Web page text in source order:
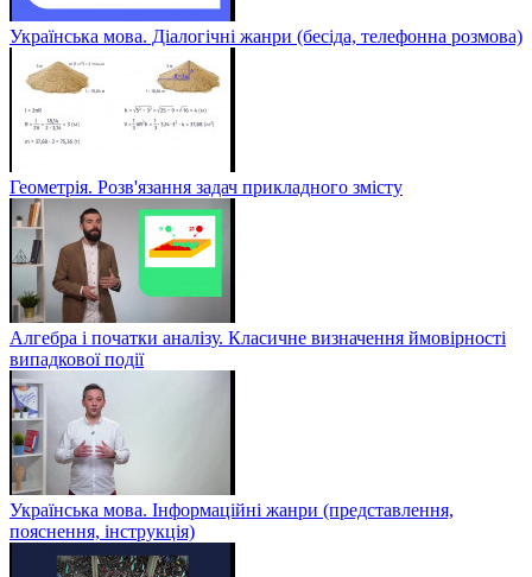
Українська мова. Діалогічні жанри (бесіда, телефонна розмова)
Геометрія. Розв'язання задач прикладного змісту
Алгебра і початки аналізу. Класичне визначення ймовірності
випадкової події
Українська мова. Інформаційні жанри (представлення,
пояснення, інструкція)